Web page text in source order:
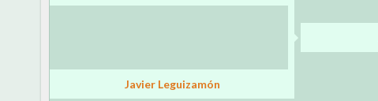
Javier Leguizamón